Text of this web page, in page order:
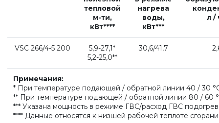
Комплект коаксиальный Ferroli 60/100
Комплект коаксиальный Ferroli 80/125
Комплект коаксиальный Ferroli 60/100
тепловой
м-ти,
кВт****
нагрева
воды,
кВт***
л /
VSC 266/4-5 200
5,9-27,1*
5,2-25,0**
30,6/41,7
Примечания:
* При температуре подающей / обратной линии 40 / 30
** При температуре подающей / обратной линии 80 / 60
*** Указана мощность в режиме ГВС/расход ГВС
**** Данные относятся к низшей рабочей теплоте